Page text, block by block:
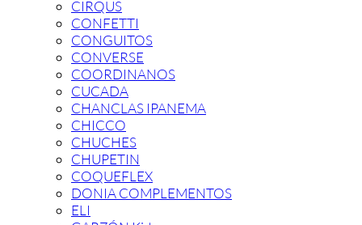
CIRQUS
CONFETTI
CONGUITOS
CONVERSE
COORDINANOS
CUCADA
CHANCLAS IPANEMA
CHICCO
CHUCHES
CHUPETIN
COQUEFLEX
DONIA COMPLEMENTOS
ELI